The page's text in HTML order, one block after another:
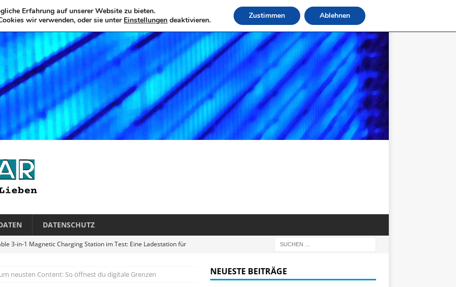
DATENSCHUTZ
3-in-1 Magnetic Charging Station im Test: Eine Ladestation für
sparen: Eve Thermostat macht die Fußbodenheizung smart
neusten Content: So öffnest du digitale Grenzen NEUESTE BEITRÄGE
Erfahrung auf unserer Website zu bieten.
wir verwenden, oder sie unter Einstellungen deaktivieren. Zustimmen Ablehnen